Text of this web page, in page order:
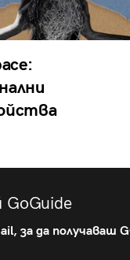
GoGuide
за да получаваш